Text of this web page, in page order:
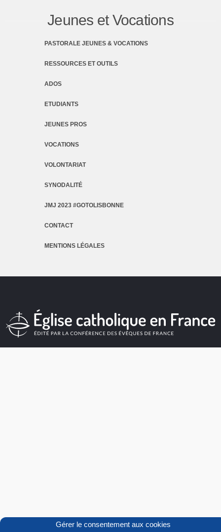
Gérer le consentement aux cookies
Jeunes et Vocations
PASTORALE JEUNES & VOCATIONS
RESSOURCES ET OUTILS
ADOS
ETUDIANTS
JEUNES PROS
VOCATIONS
VOLONTARIAT
SYNODALITÉ
JMJ 2023 #GOTOLISBONNE
CONTACT
MENTIONS LÉGALES